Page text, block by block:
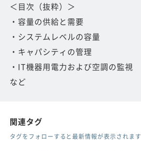
＜目次（抜粋）＞
・容量の供給と需要
・システムレベルの容量
・キャパシティの管理
・IT機器用電力および空調の監視
など
関連タグ
タグをフォローすると最新情報が表示されます